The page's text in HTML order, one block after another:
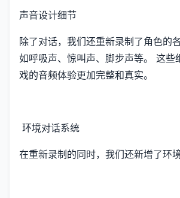
声音设计细节
除了对话，我们还重新录制了角色的
如呼吸声、惊叫声、脚步声等。 这些
戏的音频体验更加完整和真实。
环境对话系统
在重新录制的同时，我们还新增了环